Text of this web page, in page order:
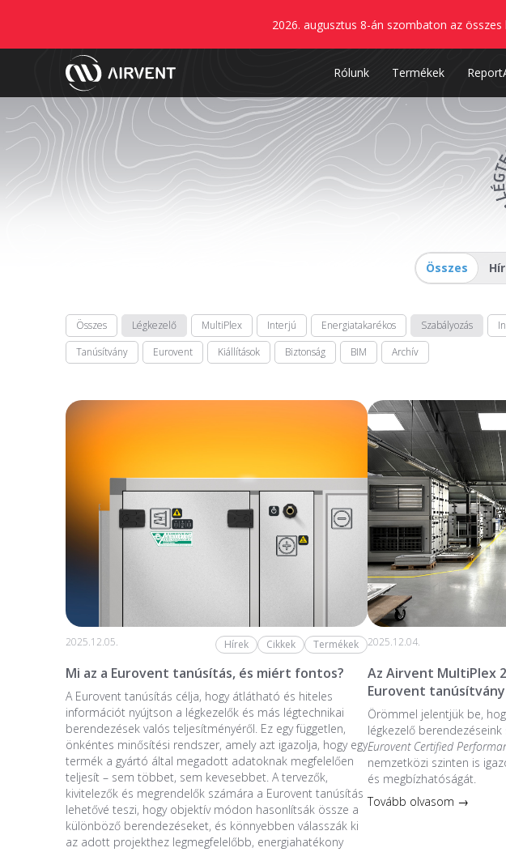
2026. augusztus 8-án szombaton az
Rólunk Termékek
Összes
Összes Légkezelő MultiPlex Interjú Energiatakarékos Szabályozás
Tanúsítvány
Eurovent Kiállítások Biztonság BIM Archív
2025.12.05. Hírek Cikkek Termékek
Mi az a Eurovent tanúsítás, és miért fontos?
A Eurovent tanúsítás célja, hogy átlátható és hiteles
információt nyújtson a légkezelők és más légtechnikai
berendezések valós teljesítményéről. Ez egy független,
önkéntes minősítési rendszer, amely azt igazolja, hogy egy
termék a gyártó által megadott adatoknak megfelelően
teljesít – sem többet, sem kevesebbet. A tervezők,
kivitelezők és megrendelők számára a Eurovent tanúsítás
lehetővé teszi, hogy objektív módon hasonlítsák össze a
különböző berendezéseket, és könnyebben válasszák ki
az adott projekthez legmegfelelőbb, energiahatékony
2025.12.04.
Az Airvent MultiPlex
Eurovent
Örömmel jelentjük be,
légkezelő
Eurovent Certified
nemzetközi szinten is
és megbízhatóságát.
Tovább olvasom →